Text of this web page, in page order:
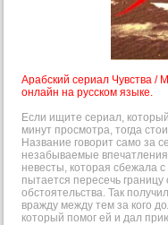
Арабский сериал Чувства /
онлайн на русском языке.
Если ищите сериал,
минут просмотра, тогда
Название говорит само за
незабываемые
невесты, которая сбежала
пытается пересечь
обстоятельства. Так
вражду между тем за кого
который помог ей и дал